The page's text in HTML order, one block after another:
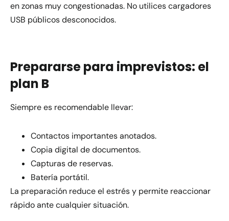
en zonas muy congestionadas. No utilices cargadores
USB públicos desconocidos.
Prepararse para imprevistos: el
plan B
Siempre es recomendable llevar:
Contactos importantes anotados.
Copia digital de documentos.
Capturas de reservas.
Batería portátil.
La preparación reduce el estrés y permite reaccionar
rápido ante cualquier situación.